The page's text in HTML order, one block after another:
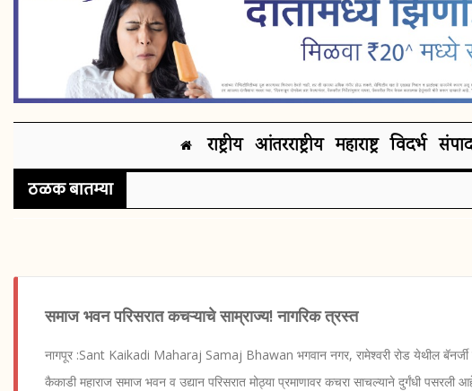
राष्ट्रीय आंतरराष्ट्रीय महाराष्ट्र विदर्भ
ठळक बातम्या
समाज भवन परिसरात कचऱ्याचे साम्राज्य! नागरिक त्रस्त
नागपूर :Sant Kaikadi Maharaj Samaj Bhawan भगवान नगर, रामेश्वरी रोड येथील
कैकाडी महाराज समाज भवन व उद्यान परिसरात मोठ्या प्रमाणावर कचरा साचल्याने दुर्गंधी पसरली